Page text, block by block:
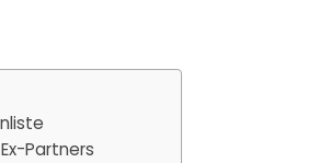
Partners